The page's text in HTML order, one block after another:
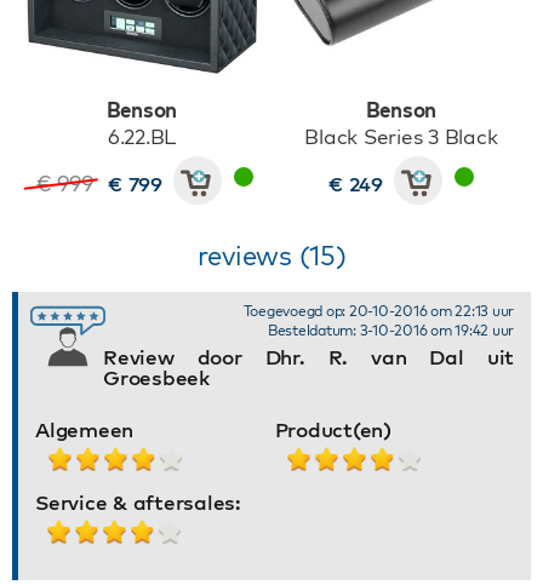
Benson
6.22.BL
€ 999 € 799
Benson
Black Series 3 Black
€ 249
reviews (15)
Review door Dhr. R. van Dal uit
Groesbeek
Toegevoegd op: 20-10-2016 om 22:13 uur
Besteldatum: 3-10-2016 om 19:42 uur
Algemeen Product(en)
Service & aftersales: